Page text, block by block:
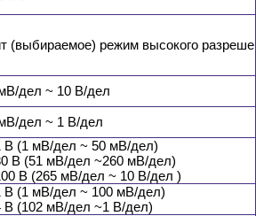
(выбираемое) режим высокого разреше
дел ~ 10 В/дел
дел ~ 1 В/дел
В (1 мВ/дел ~ 50 мВ/дел)
В (51 мВ/дел ~260 мВ/дел)
В (265 мВ/дел ~ 10 В/дел )
В (1 мВ/дел ~ 100 мВ/дел)
В (102 мВ/дел ~1 В/дел)